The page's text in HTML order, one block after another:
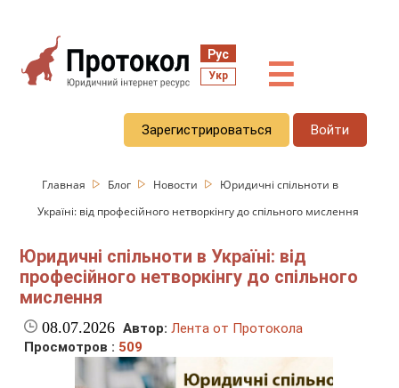
Рус
Укр ☰
Зарегистрироваться Войти
Главная Блог Новости
Юридичні спільноти в
Україні: від професійного нетворкінгу до спільного мислення
Юридичні спільноти в Україні: від
професійного нетворкінгу до спільного
мислення
08.07.2026 Автор: Лента от Протокола
Просмотров : 509